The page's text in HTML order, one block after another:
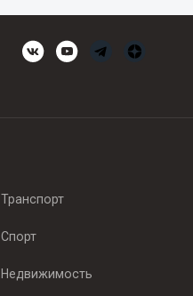
Транспорт
Спорт
Недвижимость